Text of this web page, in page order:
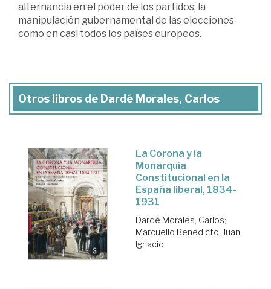
alternancia en el poder de los partidos; la
manipulación gubernamental de las elecciones-
como en casi todos los países europeos.
Otros libros de Dardé Morales, Carlos
La Corona y la
Monarquía
Constitucional en la
España liberal, 1834-
1931
Dardé Morales, Carlos;
Marcuello Benedicto, Juan
Ignacio